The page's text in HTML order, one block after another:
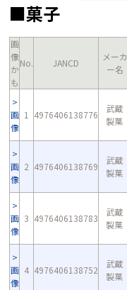
■菓子
画
像
か
も
No. JANCD
メーカ
ー名
画
像
1 4976406138776
武蔵
製菓
画
像
2 4976406138769
武蔵
製菓
画
像
3 4976406138783
武蔵
製菓
画
像
4 4976406138752
武蔵
製菓